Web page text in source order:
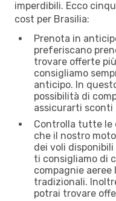
imperdibili. Ecco
cost per Brasilia:
Prenota in
preferiscano
trovare offerte
consigliamo
anticipo. In
possibilità di
assicurarti sconti
Controlla tutte le
che il nostro
dei voli disponibili
ti consigliamo di
compagnie
tradizionali.
potrai trovare